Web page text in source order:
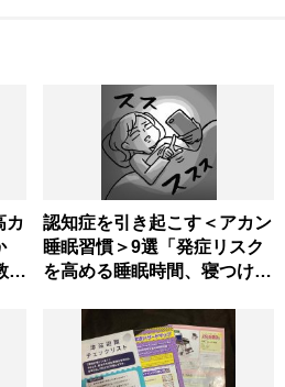
カ
え
認知症を引き起こす＜アカン
睡眠習慣＞9選「発症リスク
を高める睡眠時間、寝つけな